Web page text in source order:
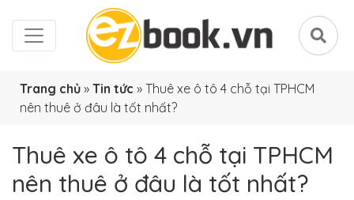
Trang chủ » Tin tức » Thuê xe ô tô 4 chỗ tại TPHCM
nên thuê ở đâu là tốt nhất?
Thuê xe ô tô 4 chỗ tại TPHCM
nên thuê ở đâu là tốt nhất?